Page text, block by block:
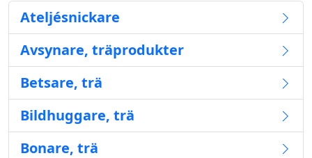
Ateljésnickare
Avsynare, träprodukter
Betsare, trä
Bildhuggare, trä
Bonare, trä